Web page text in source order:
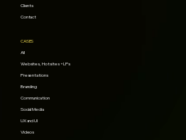
Clients
Contact
CASES
All
Websites, Hotsites + LPs
Presentations
Branding
Communication
Social Media
UX and UI
Videos